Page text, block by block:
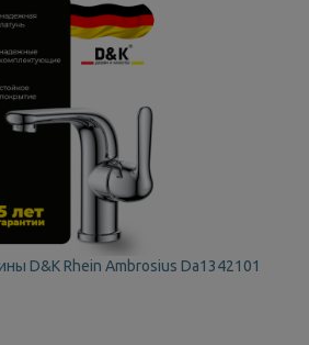
D&K Rhein Ambrosius Da1342101